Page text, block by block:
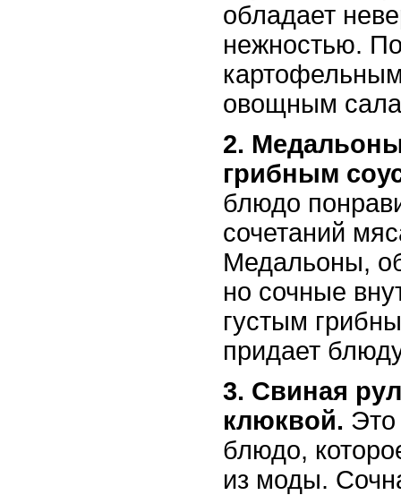
обладает
нежностью.
овощным
2.
грибным
блюдо
сочетаний
Медальоны,
но сочные
густым
придает
3. Свиная
клюквой. Это
блюдо,
из моды.